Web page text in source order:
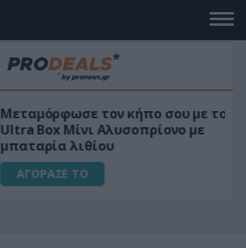
Μεταμόρφωσε τον κήπο σου με το
Ultra Box Μίνι Αλυσοπρίονο με
μπαταρία λιθίου
ΑΓΟΡΑΣΕ ΤΟ